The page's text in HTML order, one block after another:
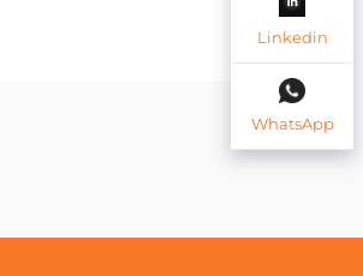
ดูเพิ่
Linkedin
WhatsApp